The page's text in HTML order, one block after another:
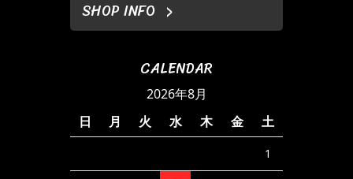
SHOP INFO
CALENDAR
2026年8月
日
月 火 水 木 金 土
1